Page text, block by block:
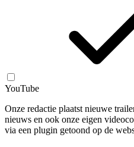
YouTube
Onze redactie plaatst nieuwe
nieuws en ook onze eigen
via een plugin getoond op de